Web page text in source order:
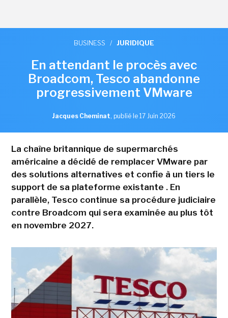
BUSINESS / JURIDIQUE
En attendant le procès avec
Broadcom, Tesco abandonne
progressivement VMware
Jacques Cheminat, publié le 17 Juin 2026
La chaîne britannique de supermarchés
américaine a décidé de remplacer VMware par
des solutions alternatives et confie à un tiers le
support de sa plateforme existante . En
parallèle, Tesco continue sa procédure judiciaire
contre Broadcom qui sera examinée au plus tôt
en novembre 2027.